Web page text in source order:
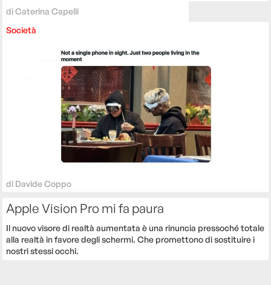
diCaterina Capelli
Società
di Davide Coppo
Apple Vision Pro mi fa paura
Il nuovo visore di realtà aumentata è una rinuncia pressoché totale
alla realtà in favore degli schermi. Che promettono di sostituire i
nostri stessi occhi.